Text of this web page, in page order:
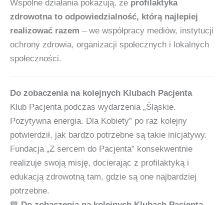
Wspólne działania pokazują, że profilaktyka
zdrowotna to odpowiedzialność, którą najlepiej
realizować razem – we współpracy mediów, instytucji
ochrony zdrowia, organizacji społecznych i lokalnych
społeczności.
Do zobaczenia na kolejnych Klubach Pacjenta
Klub Pacjenta podczas wydarzenia „Śląskie.
Pozytywna energia. Dla Kobiety” po raz kolejny
potwierdził, jak bardzo potrzebne są takie inicjatywy.
Fundacja „Z sercem do Pacjenta” konsekwentnie
realizuje swoją misję, docierając z profilaktyką i
edukacją zdrowotną tam, gdzie są one najbardziej
potrzebne.